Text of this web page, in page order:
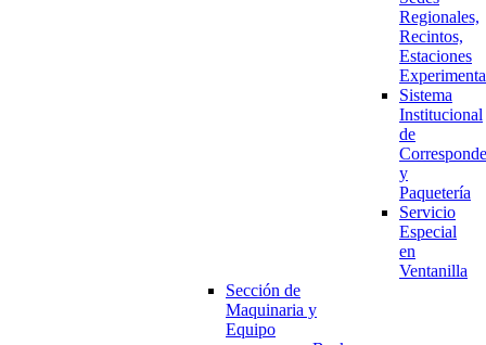
Regionales,
Recintos,
Estaciones
Sistema
Institucional
de
y
Paquetería
Servicio
Especial
en
Ventanilla
Sección de
Maquinaria y
Equipo